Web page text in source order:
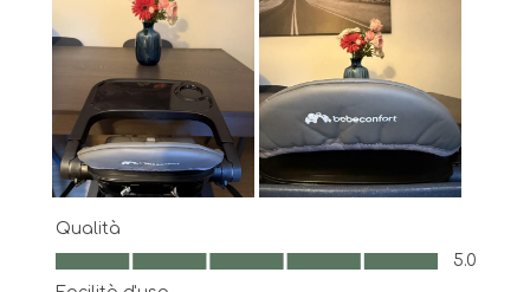
Qualità
Qualità, 5.0 su 5
5.0